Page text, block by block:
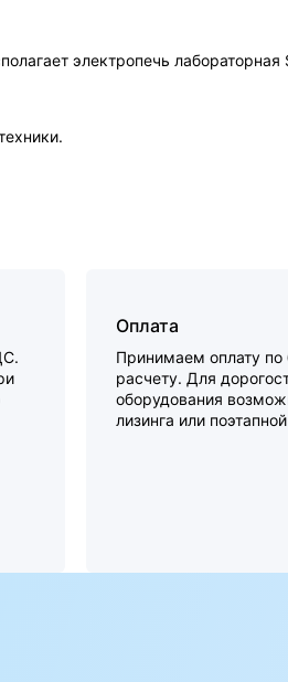
электропечь
Оплата
Принимаем оплату по
расчету. Для
оборудования
лизинга или